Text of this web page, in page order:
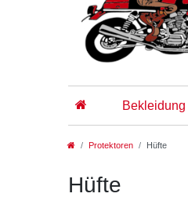
Bekleidung
Protektoren Hüfte
Hüfte